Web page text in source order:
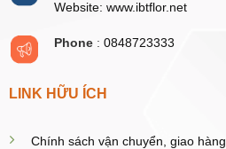
Website: www.ibtflor.net
Phone: 0848723333
LINK HỮU ÍCH
Chính sách vận chuyển, giao hàng